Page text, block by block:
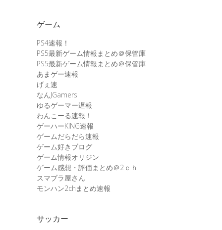
ゲーム
PS4速報！
PS5最新ゲーム情報まとめ＠保管庫
PS5最新ゲーム情報まとめ＠保管庫
あまゲー速報
げぇ速
なんJGamers
ゆるゲーマー遅報
わんこーる速報！
ゲーハーKING速報
ゲームだらだら速報
ゲーム好きブログ
ゲーム情報オリジン
ゲーム感想・評価まとめ＠2ｃｈ
スマブラ屋さん
モンハン2chまとめ速報
サッカー